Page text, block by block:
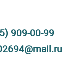
909-00-99